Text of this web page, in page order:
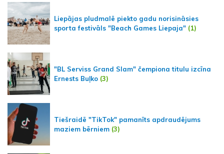
Liepājas pludmalē piekto gadu norisināsies
sporta festivāls "Beach Games Liepaja" (1)
"BL Serviss Grand Slam" čempiona titulu izcīna
Ernests Buļko (3)
Tiešraidē "TikTok" pamanīts apdraudējums
maziem bērniem (3)